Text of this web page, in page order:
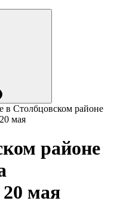
в Столбцовском районе
мая
районе
20 мая